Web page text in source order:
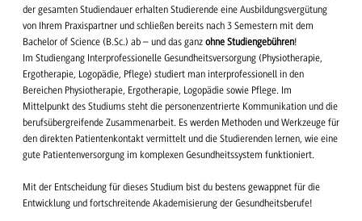
der gesamten Studiendauer erhalten Studierende eine Ausbildungsvergütung
von Ihrem Praxispartner und schließen bereits nach 3 Semestern mit dem
Bachelor of Science (B.Sc.) ab – und das ganz ohne Studiengebühren!
Im Studiengang Interprofessionelle Gesundheitsversorgung (Physiotherapie,
Ergotherapie, Logopädie, Pflege) studiert man interprofessionell in den
Bereichen Physiotherapie, Ergotherapie, Logopädie sowie Pflege. Im
Mittelpunkt des Studiums steht die personenzentrierte Kommunikation und die
berufsübergreifende Zusammenarbeit. Es werden Methoden und Werkzeuge für
den direkten Patientenkontakt vermittelt und die Studierenden lernen, wie eine
gute Patientenversorgung im komplexen Gesundheitssystem funktioniert.
Mit der Entscheidung für dieses Studium bist du bestens gewappnet für die
Entwicklung und fortschreitende Akademisierung der Gesundheitsberufe!